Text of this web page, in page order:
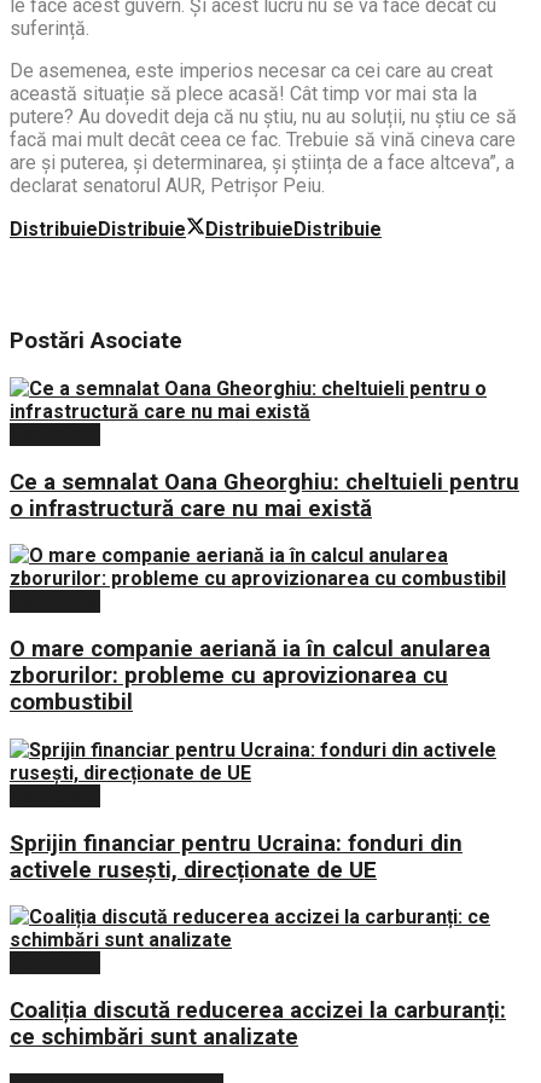
le face acest guvern. Și acest lucru nu se va face decât cu
suferință.
De asemenea, este imperios necesar ca cei care au creat
această situație să plece acasă! Cât timp vor mai sta la
putere? Au dovedit deja că nu știu, nu au soluții, nu știu ce să
facă mai mult decât ceea ce fac. Trebuie să vină cineva care
are și puterea, și determinarea, și știința de a face altceva”, a
declarat senatorul AUR, Petrișor Peiu.
DistribuieDistribuie DistribuieDistribuie
PostăriAsociate
Ce a semnalat Oana Gheorghiu: cheltuieli pentru
o infrastructură care nu mai există
O mare companie aeriană ia în calcul anularea
zborurilor: probleme cu aprovizionarea cu
combustibil
Sprijin financiar pentru Ucraina: fonduri din
activele rusești, direcționate de UE
Coaliția discută reducerea accizei la carburanți:
ce schimbări sunt analizate